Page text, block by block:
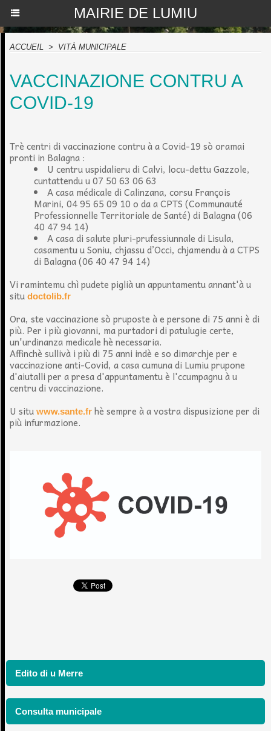
MAIRIE DE LUMIU
Edito di u Merre
Consulta municipale
ACCUEIL > VITÀ MUNICIPALE
VACCINAZIONE CONTRU A
COVID-19
Trè centri di vaccinazione contru à a Covid-19 sò oramai
pronti in Balagna :
U centru uspidalieru di Calvi, locu-dettu Gazzole,
cuntattendu u 07 50 63 06 63
A casa médicale di Calinzana, corsu François
Marini, 04 95 65 09 10 o da a CPTS (Communauté
Professionnelle Territoriale de Santé) di Balagna (06
40 47 94 14)
A casa di salute pluri-prufessiunnale di Lisula,
casamentu u Soniu, chjassu d’Occi, chjamendu à a CTPS
di Balagna (06 40 47 94 14)
Vi ramintemu chì pudete piglià un appuntamentu annant'à u
situ doctolib.fr
Ora, ste vaccinazione sò pruposte à e persone di 75 anni è di
più. Per i più giovanni, ma purtadori di patulugie certe,
un'urdinanza medicale hè necessaria.
Affinchè sullivà i più di 75 anni indè e so dimarchje per e
vaccinazione anti-Covid, a casa cumuna di Lumiu prupone
d'aiutalli per a presa d'appuntamentu è l'ccumpagnu à u
centru di vaccinazione.
U situ www.sante.fr hè sempre à a vostra dispusizione per di
più infurmazione.